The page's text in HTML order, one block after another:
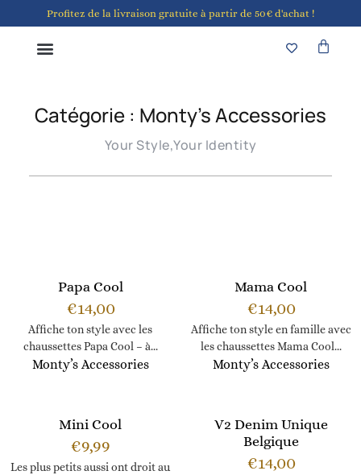
Profitez de la livraison gratuite à partir de 50€ d'achat !
Catégorie : Monty’s Accessories
Your Style,Your Identity
Papa Cool
€14,00
Affiche ton style avec les
chaussettes Papa Cool – à...
Monty’s Accessories
Mama Cool
€14,00
Affiche ton style en famille avec
les chaussettes Mama Cool...
Monty’s Accessories
Mini Cool
€9,99
Les plus petits aussi ont droit au
V2 Denim Unique
Belgique
€14,00